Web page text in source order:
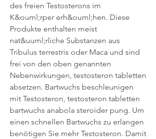
des freien Testosterons im
K&ouml;rper erh&ouml;hen. Diese
Produkte enthalten meist
nat&uuml;rliche Substanzen aus
Tribulus terrestris oder Maca und sind
frei von den oben genannten
Nebenwirkungen, testosteron tabletten
absetzen. Bartwuchs beschleunigen
mit Testosteron, testosteron tabletten
bartwuchs anabola steroider pung. Um
einen schnellen Bartwuchs zu erlangen
benötigen Sie mehr Testosteron. Damit